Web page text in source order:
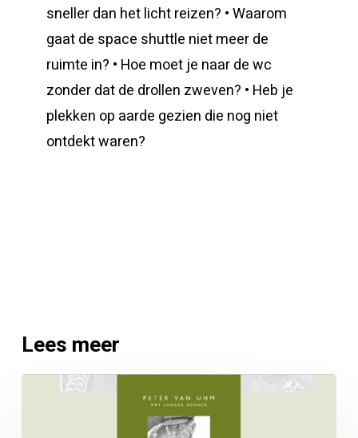
sneller dan het licht reizen? • Waarom
gaat de space shuttle niet meer de
ruimte in? • Hoe moet je naar de wc
zonder dat de drollen zweven? • Heb je
plekken op aarde gezien die nog niet
ontdekt waren?
Lees meer
Notities